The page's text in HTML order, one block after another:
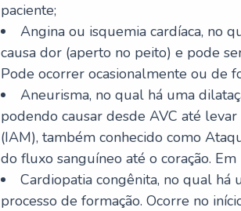
paciente;
Angina ou isquemia cardíaca, no
causa dor (aperto no peito) e pode
Pode ocorrer ocasionalmente ou de
Aneurisma, no qual há uma
podendo causar desde AVC até
(IAM), também conhecido como
do fluxo sanguíneo até o coração.
Cardiopatia congênita, no qual há
processo de formação. Ocorre no